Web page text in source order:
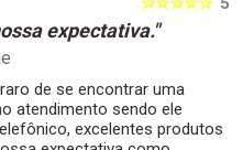
expectativa."
de se encontrar uma
atendimento sendo ele
excelentes produtos